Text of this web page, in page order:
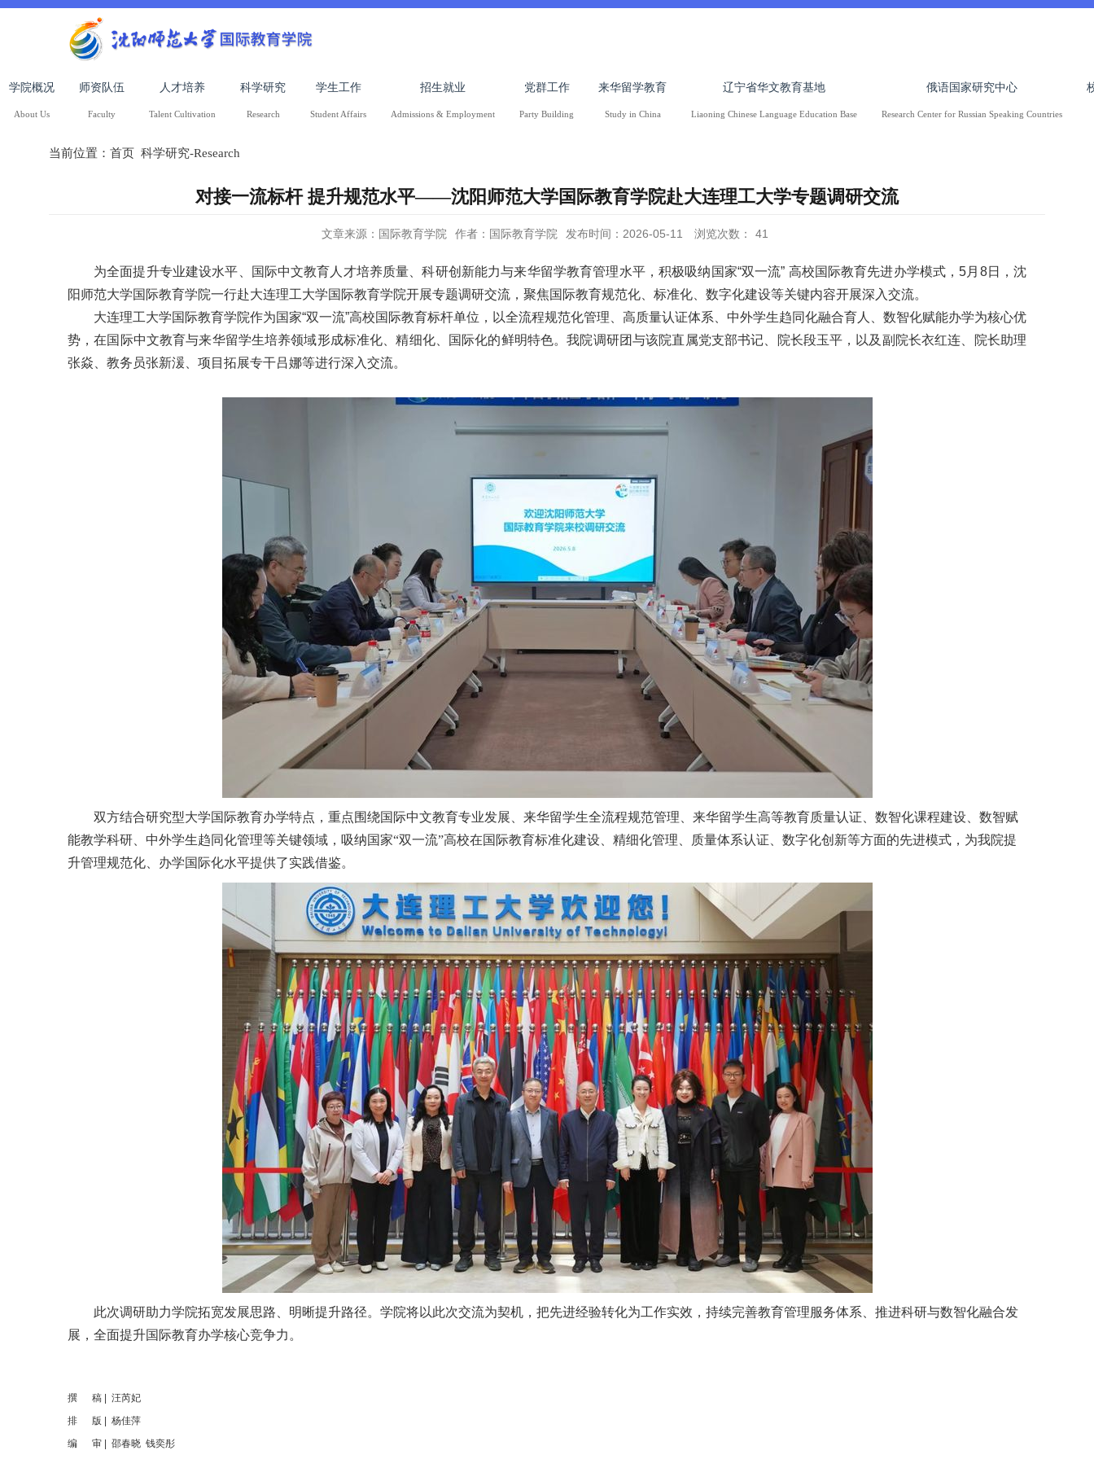
学院概况
About Us
师资队伍
Faculty
人才培养
Talent Cultivation
科学研究
Research
学生工作
Student Affairs
招生就业
Admissions & Employment
党群工作
Party Building
来华留学教育
Study in China
辽宁省华文教育基地
Liaoning Chinese Language Education Base
俄语国家研究中心
Research Center for Russian Speaking Countries
当前位置： 首页 科学研究-Research
对接一流标杆 提升规范水平——沈阳师范大学国际教育学院赴大连理工大学专题调研交流
文章来源：国际教育学院 作者：国际教育学院 发布时间：2026-05-11 浏览次数： 41
为全面提升专业建设水平、国际中文教育人才培养质量、科研创新能力与来华留学教育管理水平，积极吸纳国家“双一流” 高校国际教育先进办学模式，5月8日，沈
阳师范大学国际教育学院一行赴大连理工大学国际教育学院开展专题调研交流，聚焦国际教育规范化、标准化、数字化建设等关键内容开展深入交流。
大连理工大学国际教育学院作为国家“双一流”高校国际教育标杆单位，以全流程规范化管理、高质量认证体系、中外学生趋同化融合育人、数智化赋能办学为核心优
势，在国际中文教育与来华留学生培养领域形成标准化、精细化、国际化的鲜明特色。我院调研团与该院直属党支部书记、院长段玉平，以及副院长衣红连、院长助理
张焱、教务员张新湲、项目拓展专干吕娜等进行深入交流。
双方结合研究型大学国际教育办学特点，重点围绕国际中文教育专业发展、来华留学生全流程规范管理、来华留学生高等教育质量认证、数智化课程建设、数智赋
能教学科研、中外学生趋同化管理等关键领域，吸纳国家“双一流”高校在国际教育标准化建设、精细化管理、质量体系认证、数字化创新等方面的先进模式，为我院提
升管理规范化、办学国际化水平提供了实践借鉴。
此次调研助力学院拓宽发展思路、明晰提升路径。学院将以此次交流为契机，把先进经验转化为工作实效，持续完善教育管理服务体系、推进科研与数智化融合发
展，全面提升国际教育办学核心竞争力。
撰 稿 | 汪芮妃
排
版 | 杨佳萍
编 审 | 邵春晓 钱奕彤